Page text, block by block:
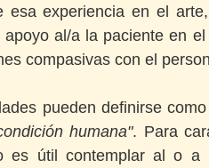
esa experiencia en el
al/a la paciente en
compasivas con el
pueden definirse
humana". Para
es útil contemplar al o a